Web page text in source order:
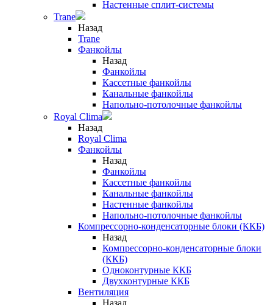
Настенные сплит-системы
Trane
Назад
Trane
Фанкойлы
Назад
Фанкойлы
Кассетные фанкойлы
Канальные фанкойлы
Напольно-потолочные фанкойлы
Royal Clima
Назад
Royal Clima
Фанкойлы
Назад
Фанкойлы
Кассетные фанкойлы
Канальные фанкойлы
Настенные фанкойлы
Напольно-потолочные фанкойлы
Компрессорно-конденсаторные блоки (ККБ)
Назад
Компрессорно-конденсаторные блоки
(ККБ)
Одноконтурные ККБ
Двухконтурные ККБ
Вентиляция
Назад